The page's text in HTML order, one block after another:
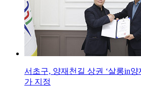
서초구, 양재천길 상권 ‘살롱in양
가 지정